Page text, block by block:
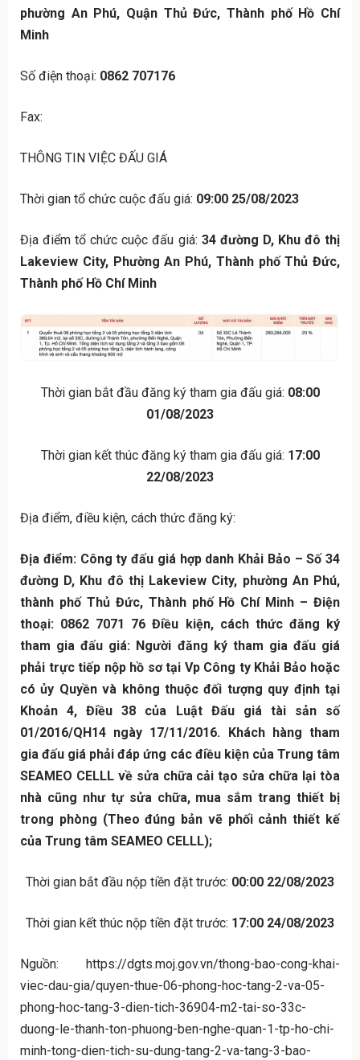
phường An Phú, Quận Thủ Đức, Thành phố Hồ Chí
Minh
Số điện thoại: 0862 707176
Fax:
THÔNG TIN VIỆC ĐẤU GIÁ
Thời gian tổ chức cuộc đấu giá: 09:00 25/08/2023
Địa điểm tổ chức cuộc đấu giá: 34 đường D, Khu đô thị
Lakeview City, Phường An Phú, Thành phố Thủ Đức,
Thành phố Hồ Chí Minh
Thời gian bắt đầu đăng ký tham gia đấu giá: 08:00
01/08/2023
Thời gian kết thúc đăng ký tham gia đấu giá: 17:00
22/08/2023
Địa điểm, điều kiện, cách thức đăng ký:
Địa điểm: Công ty đấu giá hợp danh Khải Bảo – Số 34
đường D, Khu đô thị Lakeview City, phường An Phú,
thành phố Thủ Đức, Thành phố Hồ Chí Minh – Điện
thoại: 0862 7071 76 Điều kiện, cách thức đăng ký
tham gia đấu giá: Người đăng ký tham gia đấu giá
phải trực tiếp nộp hồ sơ tại Vp Công ty Khải Bảo hoặc
có ủy Quyền và không thuộc đối tượng quy định tại
Khoản 4, Điều 38 của Luật Đấu giá tài sản số
01/2016/QH14 ngày 17/11/2016. Khách hàng tham
gia đấu giá phải đáp ứng các điều kiện của Trung tâm
SEAMEO CELLL về sửa chữa cải tạo sửa chữa lại tòa
nhà cũng như tự sửa chữa, mua sắm trang thiết bị
trong phòng (Theo đúng bản vẽ phối cảnh thiết kế
của Trung tâm SEAMEO CELLL);
Thời gian bắt đầu nộp tiền đặt trước: 00:00 22/08/2023
Thời gian kết thúc nộp tiền đặt trước: 17:00 24/08/2023
Nguồn: https://dgts.moj.gov.vn/thong-bao-cong-khai-
viec-dau-gia/quyen-thue-06-phong-hoc-tang-2-va-05-
phong-hoc-tang-3-dien-tich-36904-m2-tai-so-33c-
duong-le-thanh-ton-phuong-ben-nghe-quan-1-tp-ho-chi-
minh-tong-dien-tich-su-dung-tang-2-va-tang-3-bao-